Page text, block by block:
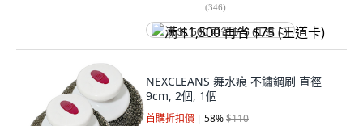
(346)
满 $1,500 再省 $75 (王道卡)
NEXCLEANS 舞水痕 不鏽鋼刷 直徑
9cm, 2個, 1個
首購折扣價 58%$110